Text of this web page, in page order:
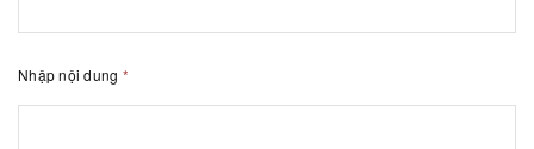
Nhập nội dung *